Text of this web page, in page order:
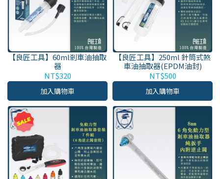
【良匠工具】60ml剎車油抽取
器
NT$320
加入購物車
【良匠工具】250ml 針筒式煞
車油抽取器(EPDM油封)
NT$500
加入購物車